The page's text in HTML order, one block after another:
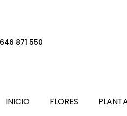
871 550
INICIO FLORES